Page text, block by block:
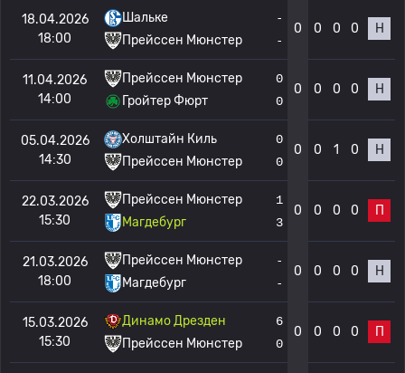
18.04.2026
18:00
Шальке
Прейссен Мюнстер
-
-
0 0 0 0 Н
11.04.2026
14:00
Прейссен Мюнстер
Гройтер Фюрт
0
0
0 0 0 0 Н
05.04.2026
14:30
Холштайн Киль
Прейссен Мюнстер
0
0
0 0 1 0 Н
22.03.2026
15:30
Прейссен Мюнстер
Магдебург
1
3
0 0 0 0 П
21.03.2026
18:00
Прейссен Мюнстер
Магдебург
-
-
0 0 0 0 Н
15.03.2026
15:30
Динамо Дрезден
Прейссен Мюнстер
6
0
0 0 0 0 П